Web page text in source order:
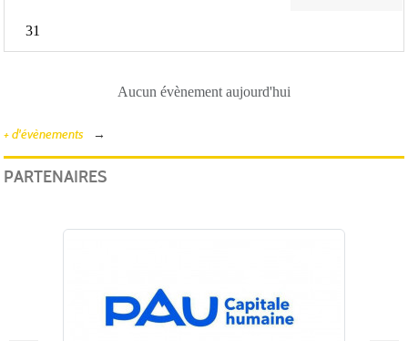
31
Aucun évènement aujourd'hui
+ d'évènements
PARTENAIRES